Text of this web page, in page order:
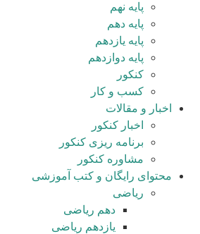
پایه نهم
پایه دهم
پایه یازدهم
پایه دوازدهم
کنکور
کسب و کار
اخبار و مقالات
اخبار کنکور
برنامه ریزی کنکور
مشاوره کنکور
محتوای رایگان و کتب آموزشی
ریاضی
دهم ریاضی
یازدهم ریاضی